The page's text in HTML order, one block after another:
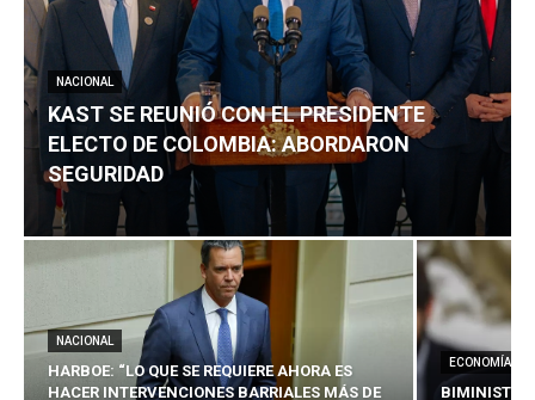
NACIONAL
KAST SE REUNIÓ CON EL PRESIDENTE
ELECTO DE COLOMBIA: ABORDARON
SEGURIDAD
NACIONAL
HARBOE: “LO QUE SE REQUIERE AHORA ES
HACER INTERVENCIONES BARRIALES MÁS DE
ECONOMÍA
BIMINISTRO